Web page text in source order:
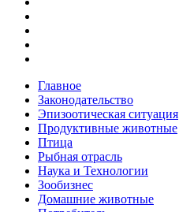
Главное
Законодательство
Эпизоотическая ситуация
Продуктивные животные
Птица
Рыбная отрасль
Наука и Технологии
Зообизнес
Домашние животные